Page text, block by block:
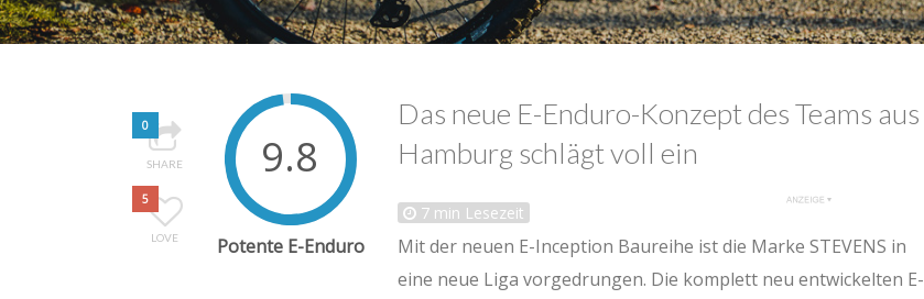
0
SHARE
5
LOVE
9.8
Potente E-Enduro
Das neue E-Enduro-Konzept des Teams aus
Hamburg schlägt voll ein
7 min Lesezeit
Mit der neuen E-Inception Baureihe ist die Marke STEVENS in
eine neue Liga vorgedrungen. Die komplett neu entwickelten E-